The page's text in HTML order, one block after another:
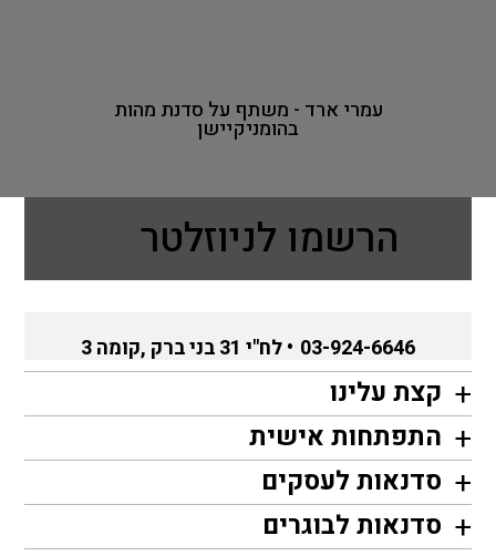
עמרי ארד - משתף על סדנת מהות
בהומניקיישן
הרשמו לניוזלטר
03-924-6646 • לח"י 31 בני ברק ,קומה 3
קצת עלינו
התפתחות אישית
סדנאות לעסקים
סדנאות לבוגרים